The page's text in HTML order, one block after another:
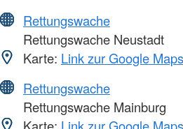
Rettungswache
Rettungswache Neustadt
Karte: Link zur Google
Rettungswache
Rettungswache Mainburg
Karte: Link zur Google